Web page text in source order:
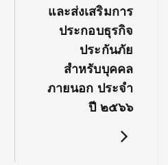
และส่งเสริมการ
ประกอบธุรกิจ
ประกันภัย
สำหรับบุคคล
ภายนอก ประจำ
ปี ๒๕๖๖